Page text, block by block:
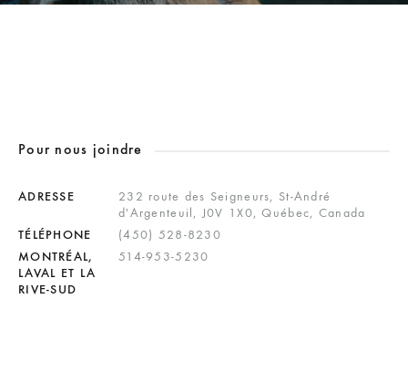
Pour nous joindre
ADRESSE
232 route des Seigneurs, St-André
d'Argenteuil, J0V 1X0, Québec, Canada
TÉLÉPHONE
(450) 528-8230
MONTRÉAL,
LAVAL ET LA
RIVE-SUD
514-953-5230